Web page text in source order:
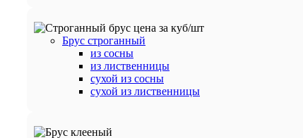
Брус строганный
из сосны
из лиственницы
сухой из сосны
сухой из лиственницы